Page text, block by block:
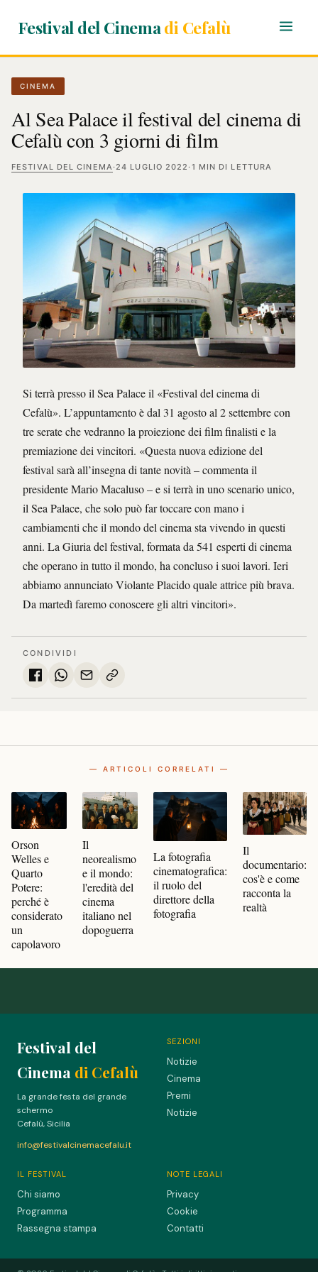
Festival del Cinemadi Cefalù
CINEMA
Al Sea Palace il festival del cinema di
Cefalù con 3 giorni di film
FESTIVAL DEL CINEMA·24 LUGLIO 2022 ·1 MIN DI LETTURA
Si terrà presso il Sea Palace il «Festival del cinema di
Cefalù». L’appuntamento è dal 31 agosto al 2 settembre con
tre serate che vedranno la proiezione dei film finalisti e la
premiazione dei vincitori. «Questa nuova edizione del
festival sarà all’insegna di tante novità – commenta il
presidente Mario Macaluso – e si terrà in uno scenario unico,
il Sea Palace, che solo può far toccare con mano i
cambiamenti che il mondo del cinema sta vivendo in questi
anni. La Giuria del festival, formata da 541 esperti di cinema
che operano in tutto il mondo, ha concluso i suoi lavori. Ieri
abbiamo annunciato Violante Placido quale attrice più brava.
Da martedì faremo conoscere gli altri vincitori».
CONDIVIDI
— ARTICOLI CORRELATI —
Orson
Welles e
Quarto
Potere:
perché è
considerato
un
capolavoro
Il
neorealismo
e il mondo:
l'eredità del
cinema
italiano nel
dopoguerra
La fotografia
cinematografica:
il ruolo del
direttore della
fotografia
Il
documentario:
cos'è e come
racconta la
realtà
Festival del
Cinema di Cefalù
La grande festa del grande
schermo
Cefalù, Sicilia
info@festivalcinemacefalu.it
SEZIONI
Notizie
Cinema
Premi
Notizie
IL FESTIVAL
Chi siamo
Programma
Rassegna stampa
NOTE LEGALI
Privacy
Cookie
Contatti